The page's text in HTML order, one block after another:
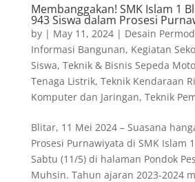
Membanggakan! SMK Islam 1
943 Siswa dalam Prosesi
by | May 11, 2024| Desain
Informasi Bangunan, Kegiatan
Siswa, Teknik & Bisnis Sepeda
Tenaga Listrik, Teknik Kendaraan
Komputer dan Jaringan, Teknik
Blitar, 11 Mei 2024 – Suasana
Prosesi Purnawiyata di SMK Islam
Sabtu (11/5) di halaman Pondok
Muhsin. Tahun ajaran 2023-2024